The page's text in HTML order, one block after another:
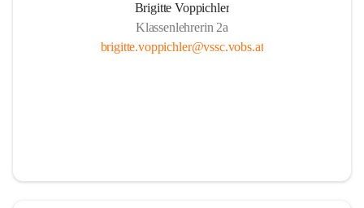
Brigitte Voppichler
Klassenlehrerin 2a
brigitte.voppichler@vssc.vobs.at